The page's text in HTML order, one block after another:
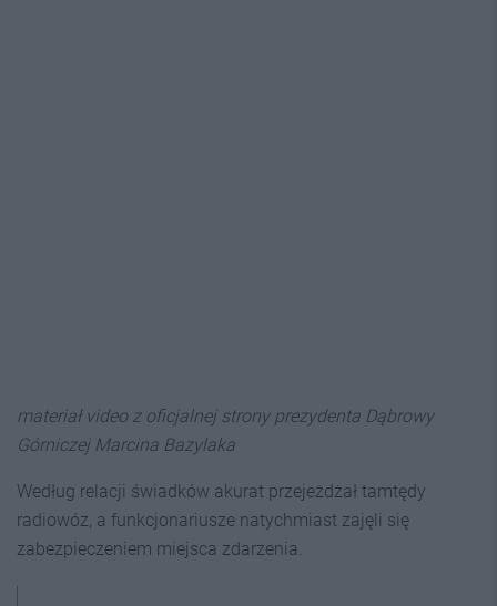
materiał video z oficjalnej strony prezydenta Dąbrowy
Górniczej Marcina Bazylaka
Według relacji świadków akurat przejeżdżał tamtędy
radiowóz, a funkcjonariusze natychmiast zajęli się
zabezpieczeniem miejsca zdarzenia.